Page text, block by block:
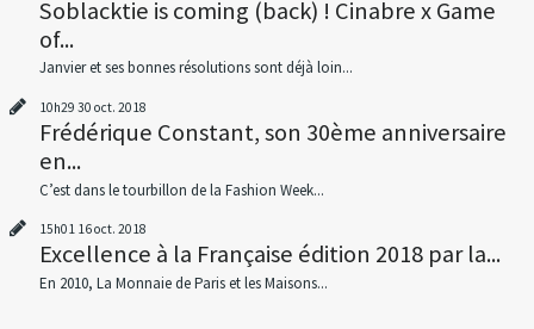
Soblacktie is coming (back) ! Cinabre x Game
of...
Janvier et ses bonnes résolutions sont déjà loin...
10h29 30 oct. 2018
Frédérique Constant, son 30ème anniversaire
en...
C’est dans le tourbillon de la Fashion Week...
15h01 16oct. 2018
Excellence à la Française édition 2018 par la...
En 2010, La Monnaie de Paris et les Maisons...